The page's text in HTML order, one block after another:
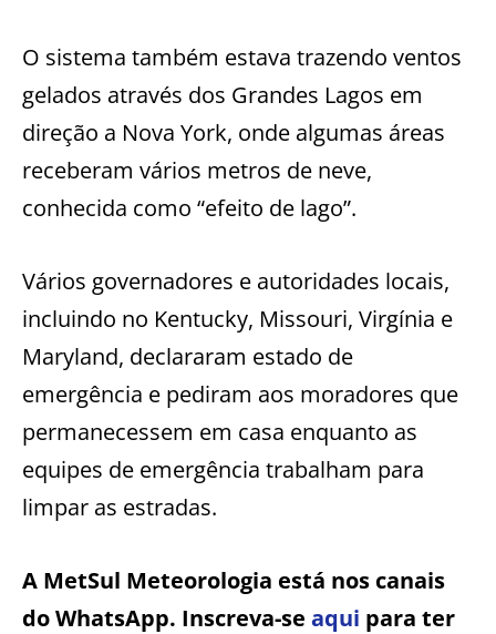
O sistema também estava trazendo ventos
gelados através dos Grandes Lagos em
direção a Nova York, onde algumas áreas
receberam vários metros de neve,
conhecida como “efeito de lago”.
Vários governadores e autoridades locais,
incluindo no Kentucky, Missouri, Virgínia e
Maryland, declararam estado de
emergência e pediram aos moradores que
permanecessem em casa enquanto as
equipes de emergência trabalham para
limpar as estradas.
A MetSul Meteorologia está nos canais
do WhatsApp. Inscreva-se aqui para ter